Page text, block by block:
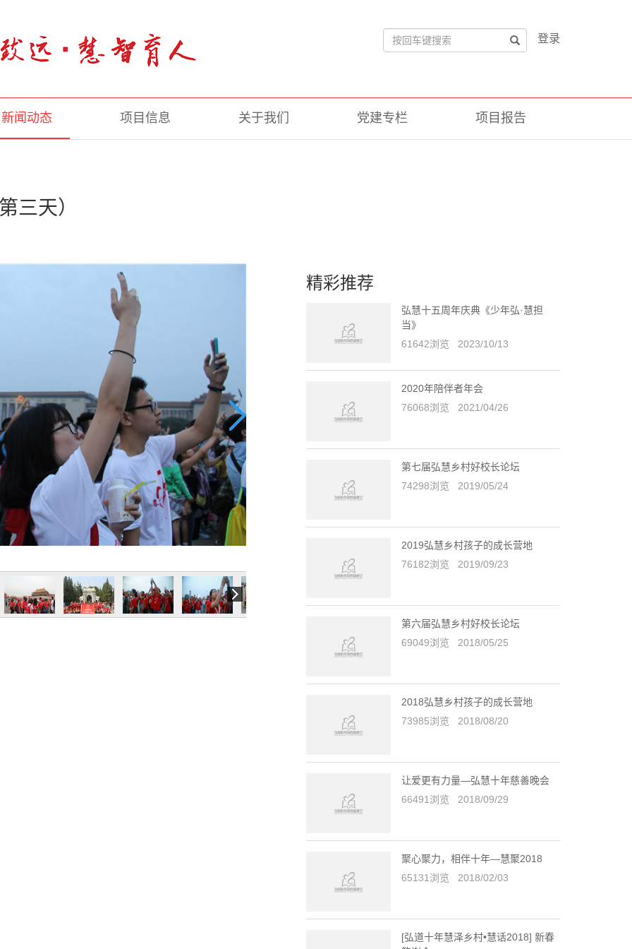
登录
新闻动态 项目信息 关于我们 党建专栏 项目报告
三天）
精彩推荐
弘慧十五周年庆典《少年弘·慧担
当》
61642浏览 2023/10/13
2020年陪伴者年会
76068浏览 2021/04/26
第七届弘慧乡村好校长论坛
74298浏览 2019/05/24
2019弘慧乡村孩子的成长营地
76182浏览 2019/09/23
第六届弘慧乡村好校长论坛
69049浏览 2018/05/25
2018弘慧乡村孩子的成长营地
73985浏览 2018/08/20
让爱更有力量—弘慧十年慈善晚会
66491浏览 2018/09/29
聚心聚力，相伴十年—慧聚2018
65131浏览 2018/02/03
[弘道十年慧泽乡村•慧话2018] 新春